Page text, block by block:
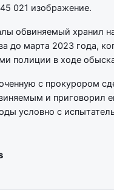
021 изображение.
обвиняемый хранил
до марта 2023 года,
полиции в ходе
с прокурором
и приговорил
условно с